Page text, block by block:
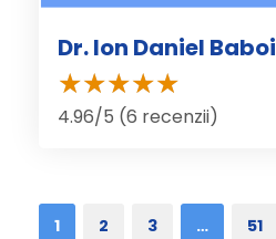
Dr. Ion Daniel Baboi
4.96/5 (6 recenzii)
1 2 3 … 51